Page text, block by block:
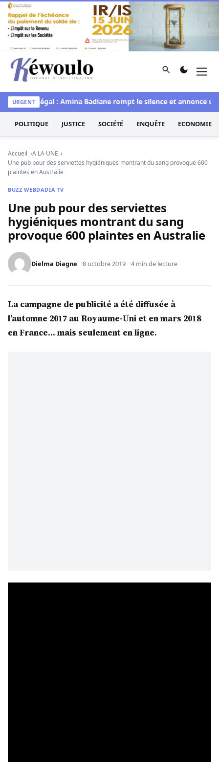
Aller au contenu
Kéwoulo, le premier site d'information et d'investigation
Rechercher
URGENT
Sénégal : Amina Badiane rompt le silence et annonce une
POLITIQUE JUSTICE SOCIÉTÉ ENQUÊTE ECONOMIE
Accueil
A LA UNE
Une pub pour des serviettes hygiéniques montrant du sang provoque 600
plaintes en Australie
BUZZ WEBDADIA TV
Une pub pour des serviettes
hygiéniques montrant du sang
provoque 600 plaintes en Australie
Dielma Diagne 8 octobre 2019 4 min de lecture
La campagne de publicité a été diffusée à
l’automne 2017 au Royaume-Uni et en mars 2018
en France… mais seulement en ligne.